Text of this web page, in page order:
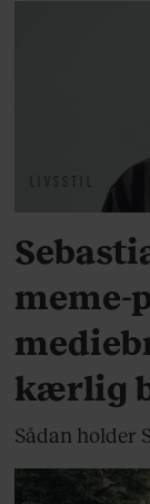
LIVSSTIL
meme-
kærlig
Sådan holder